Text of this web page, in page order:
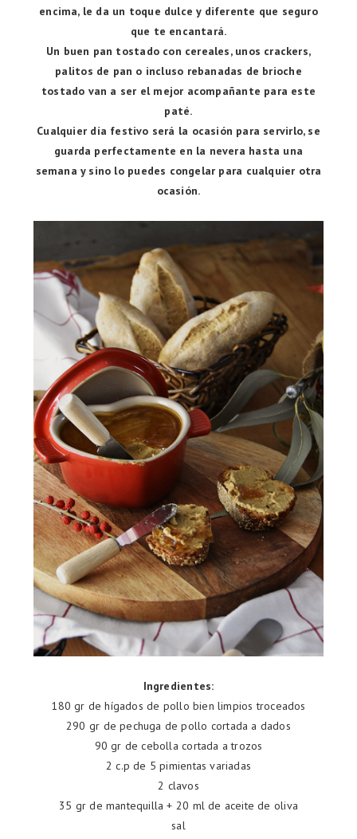
encima, le da un toque dulce y diferente que seguro
que te encantará.
Un buen pan tostado con cereales, unos crackers,
palitos de pan o incluso rebanadas de brioche
tostado van a ser el mejor acompañante para este
paté.
Cualquier día festivo será la ocasión para servirlo, se
guarda perfectamente en la nevera hasta una
semana y sino lo puedes congelar para cualquier otra
ocasión.
Ingredientes:
180 gr de hígados de pollo bien limpios troceados
290 gr de pechuga de pollo cortada a dados
90 gr de cebolla cortada a trozos
2 c.p de 5 pimientas variadas
2 clavos
35 gr de mantequilla + 20 ml de aceite de oliva
sal